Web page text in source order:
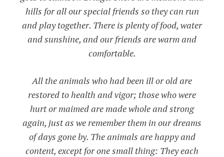
hills for all our special friends so they can run
and play together. There is plenty of food, water
and sunshine, and our friends are warm and
comfortable.
All the animals who had been ill or old are
restored to health and vigor; those who were
hurt or maimed are made whole and strong
again, just as we remember them in our dreams
of days gone by. The animals are happy and
content, except for one small thing: They each